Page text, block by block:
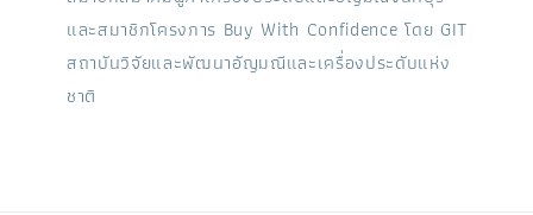
และสมาชิกโครงการ Buy With Confidence โดย GIT
สถาบันวิจัยและพัฒนาอัญมณีและเครื่องประดับแห่ง
ชาติ